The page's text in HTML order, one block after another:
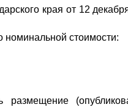
края от 12
номинальной стоимости: